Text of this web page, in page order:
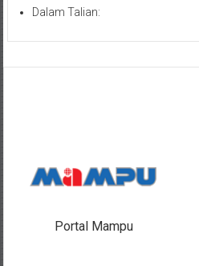
Dalam Talian: